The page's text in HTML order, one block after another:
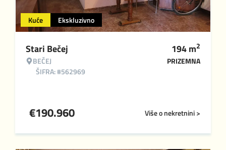
Kuće Ekskluzivno
Stari Bečej
BEČEJ
ŠIFRA: #562969
194m2
PRIZEMNA
Više o nekretnini >
€190.960